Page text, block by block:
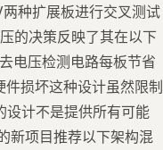
种扩展板进行交叉测试
的决策反映了其在以下
电压检测电路每板节省
损坏这种设计虽然限制
设计不是提供所有可能
新项目推荐以下架构混